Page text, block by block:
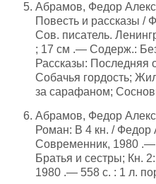
Абрамов, Федор
Повесть и рассказы
Сов. писатель.
; 17 см .— Содерж.:
Рассказы: Последняя
Собачья гордость;
за сарафаном;
Абрамов, Федор
Роман: В 4 кн. /
Современник, 1980 .—
Братья и сестры; Кн.
1980 .— 558 с. : 1 л.